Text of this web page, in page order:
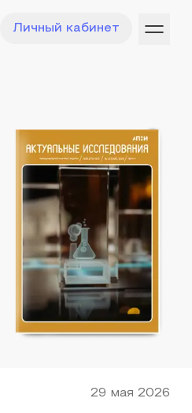
Личный кабинет
29 мая 2026